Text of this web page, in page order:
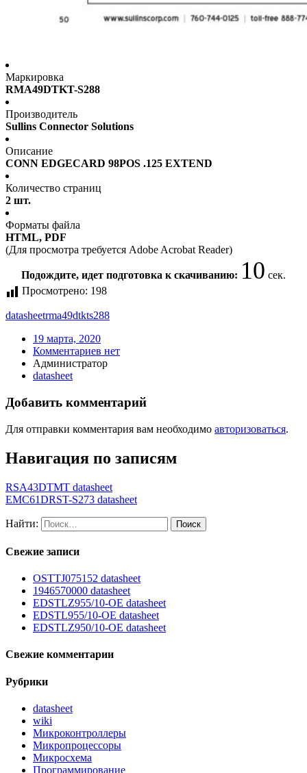
Маркировка
RMA49DTKT-S288
Производитель
Sullins Connector Solutions
Описание
CONN EDGECARD 98POS .125 EXTEND
Количество страниц
2 шт.
Форматы файла
HTML, PDF
(Для просмотра требуется Adobe Acrobat Reader)
Подождите, идет подготовка к скачиванию: 10 сек.
Просмотрено: 198
datasheetrma49dtkts288
19 марта, 2020
Комментариев нет
Администратор
datasheet
Добавить комментарий
Для отправки комментария вам необходимо авторизоваться.
Навигация по записям
RSA43DTMT datasheet
EMC61DRST-S273 datasheet
Найти:
Свежие записи
OSTTJ075152 datasheet
1946570000 datasheet
EDSTLZ955/10-OE datasheet
EDSTL955/10-OE datasheet
EDSTLZ950/10-OE datasheet
Свежие комментарии
Рубрики
datasheet
wiki
Микроконтроллеры
Микропроцессоры
Микросхема
Программирование